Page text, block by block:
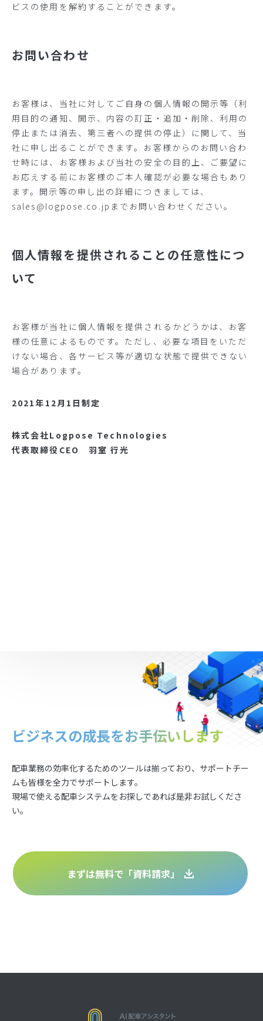
ビスの使用を解約することができます。
お問い合わせ
お客様は、当社に対してご自身の個人情報の開示等（利
用目的の通知、開示、内容の訂正・追加・削除、利用の
停止または消去、第三者への提供の停止）に関して、当
社に申し出ることができます。お客様からのお問い合わ
せ時には、お客様および当社の安全の目的上、ご要望に
お応えする前にお客様のご本人確認が必要な場合もあり
ます。開示等の申し出の詳細につきましては、
sales@logpose.co.jp までお問い合わせください。
個人情報を提供されることの任意性につ
いて
お客様が当社に個人情報を提供されるかどうかは、お客
様の任意によるものです。ただし、必要な項目をいただ
けない場合、各サービス等が適切な状態で提供できない
場合があります。
2021年12月1日制定
株式会社Logpose Technologies
代表取締役CEO 羽室 行光
ビジネスの成長をお手伝いします
配車業務の効率化するためのツールは揃っており、サポートチー
ムも皆様を全力でサポートします。
現場で使える配車システムをお探しであれば是非お試しくださ
い。
まずは無料で「資料請求」